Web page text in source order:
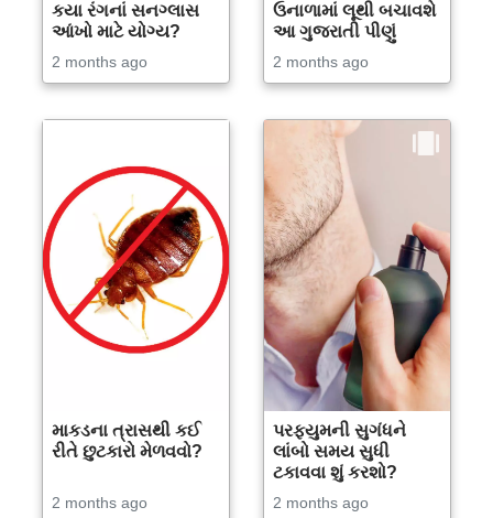
કયા રંગનાં સનગ્લાસ
આંખો માટે યોગ્ય?
2 months ago
ઉનાળામાં લૂથી બચાવશે
આ ગુજરાતી પીણું
2 months ago
માકડના ત્રાસથી કઈ
રીતે છુટકારો મેળવવો?
2 months ago
પરફ્યુમની સુગંધને
લાંબો સમય સુધી
ટકાવવા શું કરશો?
2 months ago